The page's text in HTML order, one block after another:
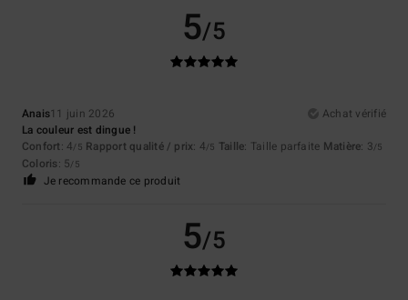
5/5
Anais11 juin 2026
Achat vérifié
La couleur est dingue !
Confort: 4/5 Rapport qualité / prix: 4/5 Taille: Taille parfaite Matière: 3/5
Coloris: 5/5
Je recommande ce produit
5/5